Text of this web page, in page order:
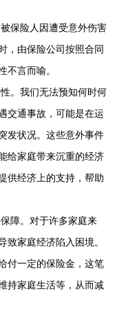
保险人因遭受意外伤害
，由保险公司按照合同
不言而喻。
。我们无法预知何时何
交通事故，可能是在运
发状况。这些意外事件
给家庭带来沉重的经济
供经济上的支持，帮助
障。对于许多家庭来
致家庭经济陷入困境。
付一定的保险金，这笔
持家庭生活等，从而减